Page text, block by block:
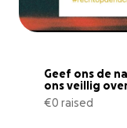
Geef ons de
ons veillig
€0 raised